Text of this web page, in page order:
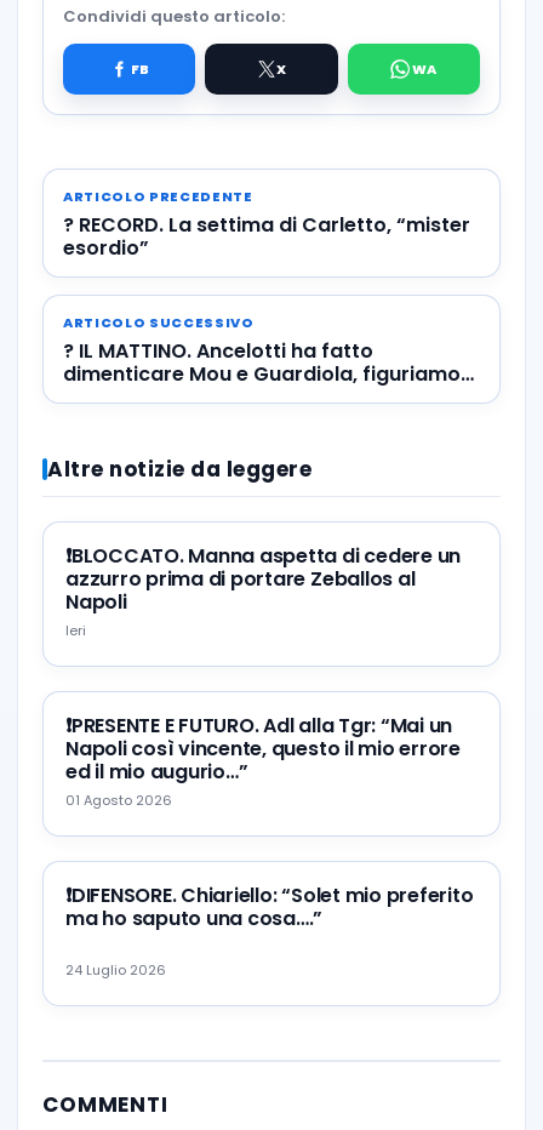
Condividi questo articolo:
ARTICOLO PRECEDENTE
? RECORD. La settima di Carletto, “mister
esordio”
ARTICOLO SUCCESSIVO
? IL MATTINO. Ancelotti ha fatto
dimenticare Mou e Guardiola, figuriamoci
Sarri
Altre notizie da leggere
❗️BLOCCATO. Manna aspetta di cedere un
azzurro prima di portare Zeballos al
Napoli
Ieri
❗️PRESENTE E FUTURO. Adl alla Tgr: “Mai un
Napoli così vincente, questo il mio errore
ed il mio augurio…”
01 Agosto 2026
❗️DIFENSORE. Chiariello: “Solet mio preferito
ma ho saputo una cosa….”
24 Luglio 2026
COMMENTI